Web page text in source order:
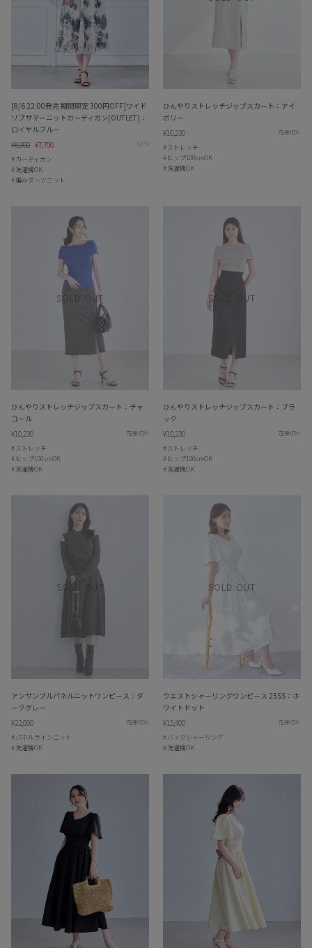
[8/6 22:00発売 期間限定 300円OFF]ワイド
リブサマーニットカーディガン[OUTLET]：
ロイヤルブルー
Regular
¥8,000 Sale
¥7,700 NEW
カーディガン
洗濯機OK
編みダーツニット
ひんやりストレッチジップスカート：アイ
ボリー
¥10,230
在庫切れ
ストレッチ
ヒップ100cmOK
洗濯機OK
SOLD OUT
ひんやりストレッチジップスカート：チャ
コール
¥10,230
在庫切れ
ストレッチ
ヒップ100cmOK
洗濯機OK
SOLD OUT
ひんやりストレッチジップスカート：ブラ
ック
¥10,230
在庫切れ
ストレッチ
ヒップ100cmOK
洗濯機OK
SOLD OUT
アンサンブルパネルニットワンピース：ダ
ークグレー
¥22,000
在庫切れ
パネルラインニット
洗濯機OK
SOLD OUT
ウエストシャーリングワンピース 25SS：ホ
ワイトドット
¥15,400
在庫切れ
バックシャーリング
洗濯機OK